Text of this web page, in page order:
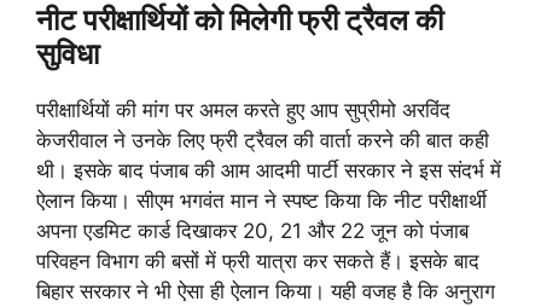
नीट परीक्षार्थियों को मिलेगी फ्री ट्रैवल की
सुविधा
परीक्षार्थियों की मांग पर अमल करते हुए आप सुप्रीमो अरविंद
केजरीवाल ने उनके लिए फ्री ट्रैवल की वार्ता करने की बात कही
थी। इसके बाद पंजाब की आम आदमी पार्टी सरकार ने इस संदर्भ में
ऐलान किया। सीएम भगवंत मान ने स्पष्ट किया कि नीट परीक्षार्थी
अपना एडमिट कार्ड दिखाकर 20, 21 और 22 जून को पंजाब
परिवहन विभाग की बसों में फ्री यात्रा कर सकते हैं। इसके बाद
बिहार सरकार ने भी ऐसा ही ऐलान किया। यही वजह है कि अनुराग